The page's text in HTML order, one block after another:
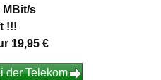
MBit/s
!!!
19,95 €
der Telekom